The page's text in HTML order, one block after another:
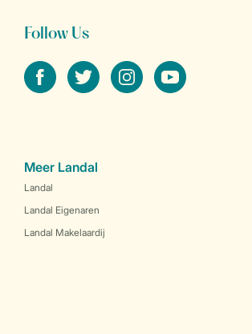
Follow Us
facebooktwitter instagramyoutube
Meer Landal
Landal
Landal Eigenaren
Landal Makelaardij